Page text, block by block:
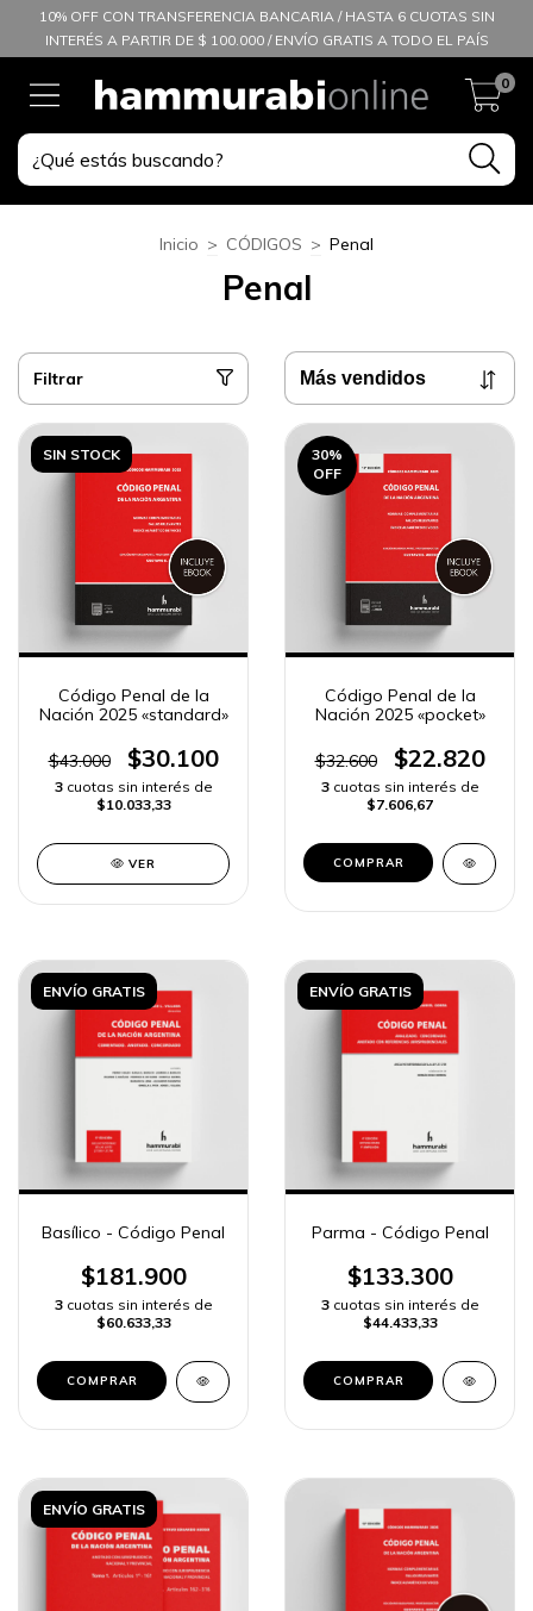
10% OFF CON TRANSFERENCIA BANCARIA / HASTA 6 CUOTAS SIN
INTERÉS A PARTIR DE $ 100.000 / ENVÍO GRATIS A TODO EL PAÍS
0
Inicio > CÓDIGOS > Penal
Penal
Filtrar
SIN STOCK
Código Penal de la
Nación 2025 «standard»
$43.000 $30.100
3 cuotas sin interés de
$10.033,33
VER
30%
OFF
Código Penal de la
Nación 2025 «pocket»
$32.600 $22.820
3 cuotas sin interés de
$7.606,67
COMPRAR
ENVÍO GRATIS
Basílico - Código Penal
$181.900
3 cuotas sin interés de
$60.633,33
COMPRAR
ENVÍO GRATIS
Parma - Código Penal
$133.300
3 cuotas sin interés de
$44.433,33
COMPRAR
ENVÍO GRATIS